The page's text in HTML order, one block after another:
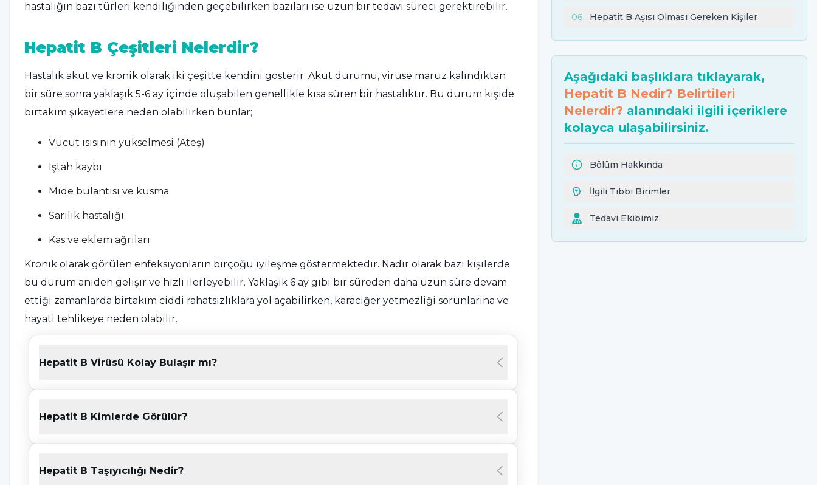
hastalığın bazı türleri kendiliğinden geçebilirken bazıları ise uzun bir tedavi süreci gerektirebilir.
Hepatit B Çeşitleri Nelerdir?
Hastalık akut ve kronik olarak iki çeşitte kendini gösterir. Akut durumu, virüse maruz kalındıktan
bir süre sonra yaklaşık 5-6 ay içinde oluşabilen genellikle kısa süren bir hastalıktır. Bu durum kişide
birtakım şikayetlere neden olabilirken bunlar;
Vücut ısısının yükselmesi (Ateş)
İştah kaybı
Mide bulantısı ve kusma
Sarılık hastalığı
Kas ve eklem ağrıları
Kronik olarak görülen enfeksiyonların birçoğu iyileşme göstermektedir. Nadir olarak bazı kişilerde
bu durum aniden gelişir ve hızlı ilerleyebilir. Yaklaşık 6 ay gibi bir süreden daha uzun süre devam
ettiği zamanlarda birtakım ciddi rahatsızlıklara yol açabilirken, karaciğer yetmezliği sorunlarına ve
hayati tehlikeye neden olabilir.
Bu durumun kronik hale gelmesi yenidoğan bebeklerde yaklaşık yüzde 90 olarak görülürken
ilerleyen yaşlarda bu risk azalmaktadır.
sabit olabilir. Bazı durumlarda hastalık durumu iyileşse bile virüs vücuttan atılamayabilir. Bu
kişilerde bulgular ve şikayetler görülmezken taşıyıcı olma riski fazladır. Bu durumlarda bulaşma
Hastalık dış ortamlarda bir haftaya yakın kalabilir ve diğer virüslerden (Hepatit C, HIV) çok daha fazla
bulaşıcı ihtimali bulunmaktadır.
Hepatit B Virüsü Kolay Bulaşır mı?
Hepatit B Kimlerde Görülür?
Hepatit B Taşıyıcılığı Nedir?
06. Hepatit B Aşısı Olması Gereken Kişiler
Aşağıdaki başlıklara tıklayarak,
Hepatit B Nedir? Belirtileri
Nelerdir? alanındaki ilgili içeriklere
kolayca ulaşabilirsiniz.
Bölüm Hakkında
İlgili Tıbbi Birimler
Tedavi Ekibimiz